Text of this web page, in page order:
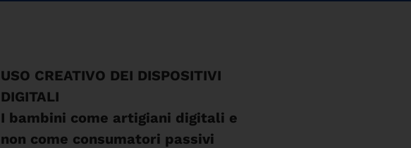
USO CREATIVO DEI DISPOSITIVI
DIGITALI
I bambini come artigiani digitali e
non come consumatori passivi